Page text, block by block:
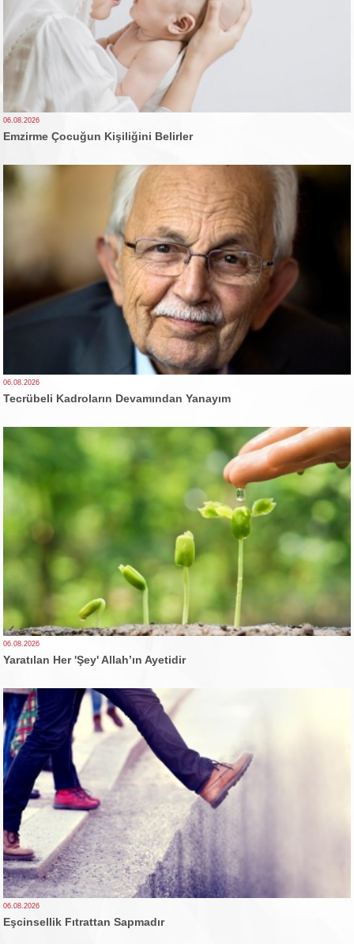
06.08.2026
Emzirme Çocuğun Kişiliğini Belirler
06.08.2026
Tecrübeli Kadroların Devamından Yanayım
06.08.2026
Yaratılan Her 'Şey' Allah’ın Ayetidir
06.08.2026
Eşcinsellik Fıtrattan Sapmadır